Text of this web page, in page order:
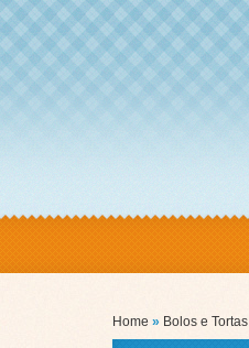
Home » Bolos e Tortas